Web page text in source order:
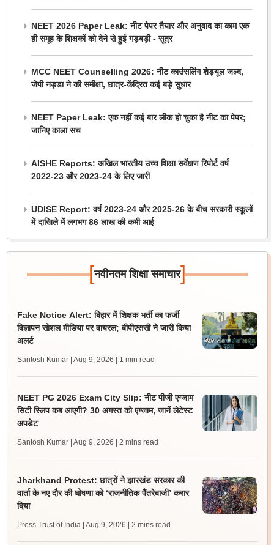
NEET 2026 Paper Leak: नीट पेपर तैयार और अनुवाद का काम एक
ही समूह के शिक्षकों को देने से हुई गड़बड़ी - सूत्र
MCC NEET Counselling 2026: नीट काउंसलिंग शेड्यूल जल्द,
जेपी नड्डा ने की समीक्षा, छात्र-केंद्रित कई बड़े सुधार
NEET Paper Leak: एक नहीं कई बार लीक हो चुका है नीट का पेपर;
जानिए काला सच
AISHE Reports: अखिल भारतीय उच्च शिक्षा सर्वेक्षण रिपोर्ट वर्ष
2022-23 और 2023-24 के लिए जारी
UDISE Report: वर्ष 2023-24 और 2025-26 के बीच सरकारी स्कूलों
में दाखिले में लगभग 86 लाख की कमी आई
[नवीनतम शिक्षा समाचार]
Fake Notice Alert: बिहार में शिक्षक भर्ती का फर्जी
विज्ञापन सोशल मीडिया पर वायरल; बीपीएससी ने जारी किया
अलर्ट
Santosh Kumar | Aug 9, 2026 | 1 min read
NEET PG 2026 Exam City Slip: नीट पीजी एग्जाम
सिटी स्लिप कब आएगी? 30 अगस्त को एग्जाम, जानें लेटेस्ट
अपडेट
Santosh Kumar | Aug 9, 2026 | 2 mins read
Jharkhand Protest: छात्रों ने झारखंड सरकार की
वार्ता के नए दौर की घोषणा को ‘राजनीतिक पैंतरेबाजी’ करार
दिया
Press Trust of India | Aug 9, 2026 | 2 mins read